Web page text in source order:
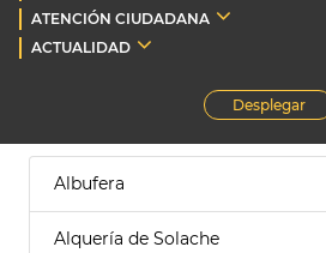
ATENCIÓN CIUDADANA
ACTUALIDAD
Desplegar
Albufera
Alquería de Solache